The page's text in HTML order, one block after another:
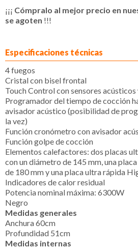
¡¡¡ Cómpralo al mejor precio en
se agoten !!!
Especificaciones técnicas
4 fuegos
Cristal con bisel frontal
Touch Control con sensores
Programador del tiempo de cocción
avisador acústico (posibilidad de
la vez)
Función cronómetro con avisador
Función golpe de cocción
Elementos calefactores: dos placas
con un diámetro de 145 mm, una
de 180 mm y una placa ultra rápida
Indicadores de calor residual
Potencia nominal máxima: 6300W
Negro
Medidas generales
Anchura 60cm
Profundidad 51cm
Medidas internas